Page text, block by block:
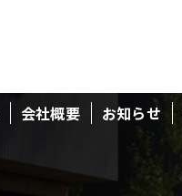
会社概要 お知らせ